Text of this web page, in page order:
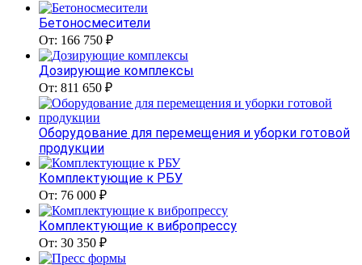
Бетоносмесители
От: 166 750 ₽
Дозирующие комплексы
От: 811 650 ₽
Оборудование для перемещения и уборки готовой
продукции
Комплектующие к РБУ
От: 76 000 ₽
Комплектующие к вибропрессу
От: 30 350 ₽